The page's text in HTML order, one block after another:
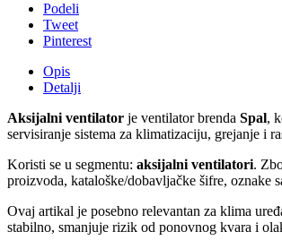
Podeli
Tweet
Pinterest
Opis
Detalji
Aksijalni ventilator je ventilator brenda Spal,
servisiranje sistema za klimatizaciju, grejanje i
Koristi se u segmentu: aksijalni ventilatori.
proizvoda, kataloške/dobavljačke šifre, oznake
Ovaj artikal je posebno relevantan za klima
stabilno, smanjuje rizik od ponovnog kvara i